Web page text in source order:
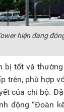
hiện đang
bị tốt và
trên, phù hợp
của chi bộ.
động “Đoàn